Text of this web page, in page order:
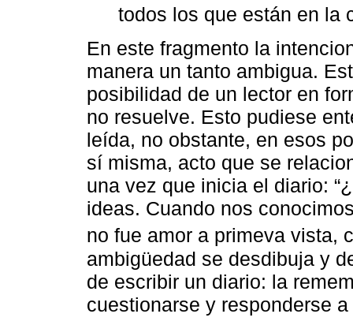
todos los que están en la
En este fragmento la
manera un tanto ambigua.
posibilidad de un lector en
no resuelve. Esto pudiese
leída, no obstante, en esos
sí misma, acto que se
una vez que inicia el diario:
ideas. Cuando nos
no fue amor a primeva vista,
ambigüedad se desdibuja y
de escribir un diario: la
cuestionarse y responderse